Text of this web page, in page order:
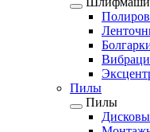
Пилы
Пилы